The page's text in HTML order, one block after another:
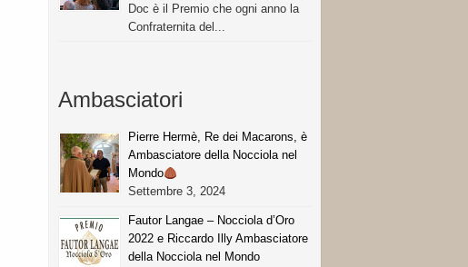
Doc è il Premio che ogni anno la
Confraternita del...
Ambasciatori
Pierre Hermè, Re dei Macarons, è
Ambasciatore della Nocciola nel
Mondo
Settembre 3, 2024
Fautor Langae – Nocciola d’Oro
2022 e Riccardo Illy Ambasciatore
della Nocciola nel Mondo